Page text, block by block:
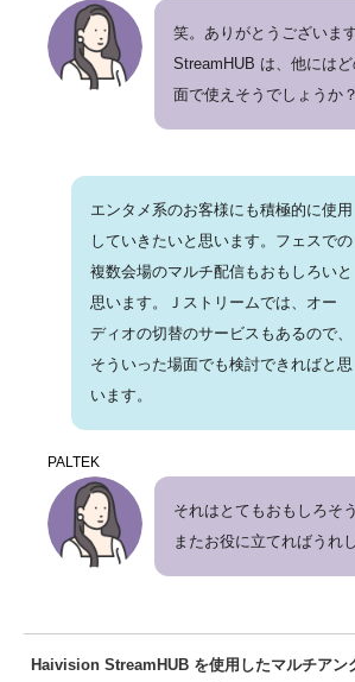
笑。ありがとうございます
StreamHUB は、他には
面で使えそうでしょうか？
エンタメ系のお客様にも積極的に使用
していきたいと思います。フェスでの
複数会場のマルチ配信もおもしろいと
思います。Ｊストリームでは、オー
ディオの切替のサービスもあるので、
そういった場面でも検討できればと思
います。
PALTEK
それはとてもおもしろそ
またお役に立てればうれ
Haivision StreamHUB を使用したマルチアン